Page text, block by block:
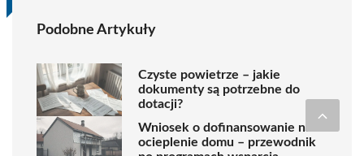
Podobne Artykuły
Czyste powietrze – jakie
dokumenty są potrzebne do
dotacji?
Wniosek o dofinansowanie na
ocieplenie domu – przewodnik